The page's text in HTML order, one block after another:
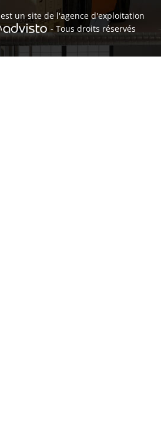
est un site de l'agence d'exploitation
- Tous droits réservés